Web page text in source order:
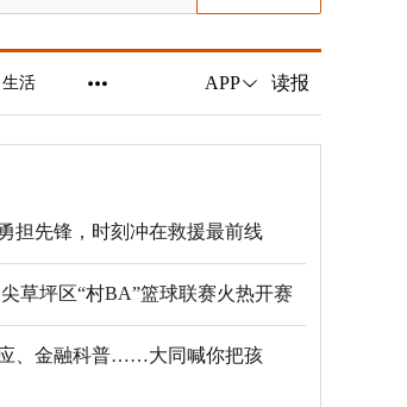
生活 APP 读报
担先锋，时刻冲在救援最前线
草坪区“村BA”篮球联赛火热开赛
、金融科普……大同喊你把孩